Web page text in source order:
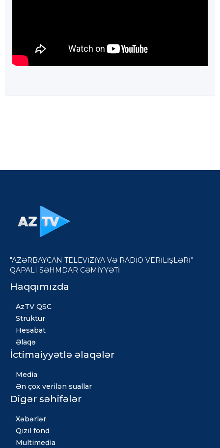
"AZƏRBAYCAN TELEVİZİYA VƏ RADİO VERİLİŞLƏRİ"
QAPALI SƏHMDAR CƏMİYYƏTİ
Haqqımızda
AzTV QSC
Struktur
Hesabat
Əlaqə
İctimaiyyətlə əlaqələr
Media
Ən çox verilən suallar
Digər səhifələr
Xəbərlər
Qızıl fond
Multimedia